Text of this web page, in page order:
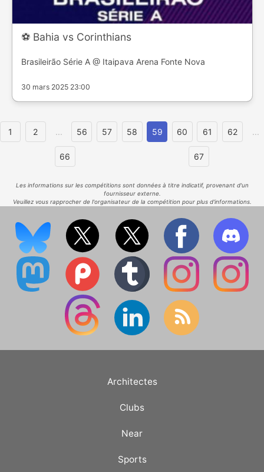
⚽️ Bahia vs Corinthians
Brasileirão Série A @ Itaipava Arena Fonte Nova
30 mars 2025 23:00
1 2 ... 56 57 58 59 60 61 62 ...
66 67
Les informations sur les compétitions sont données à titre indicatif, provenant d'un
fournisseur externe.
Veuillez vous rapprocher de l'organisateur de la compétition pour plus d'informations.
Architectes
Clubs
Near
Sports